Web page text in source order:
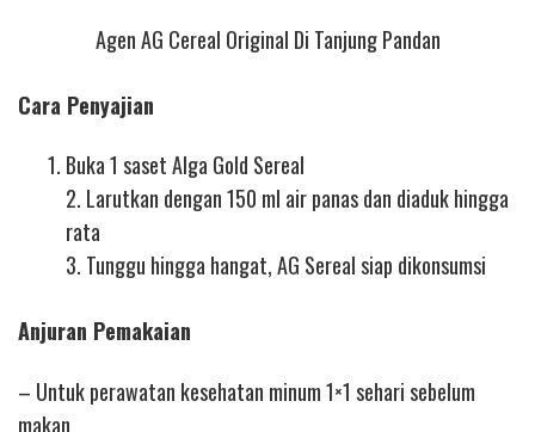
Agen AG Cereal Original Di Tanjung Pandan
Cara Penyajian
Buka 1 saset Alga Gold Sereal
2. Larutkan dengan 150 ml air panas dan diaduk hingga
rata
3. Tunggu hingga hangat, AG Sereal siap dikonsumsi
Anjuran Pemakaian
– Untuk perawatan kesehatan minum 1×1 sehari sebelum
makan